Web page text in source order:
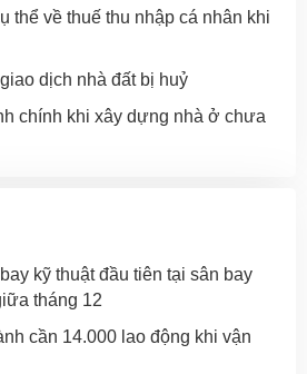
thể về thuế thu nhập cá nhân khi
dịch nhà đất bị huỷ
chính khi xây dựng nhà ở chưa
kỹ thuật đầu tiên tại sân bay
tháng 12
cần 14.000 lao động khi vận